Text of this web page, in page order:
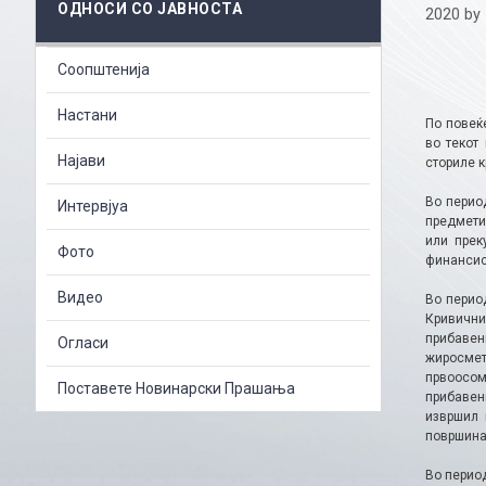
2020 by
По
во
сториле
Во
или
Во
извршил
Во
ОДНОСИ СО ЈАВНОСТА
Соопштенија
Настани
Најави
Интервјуа
Фото
Видео
Огласи
Поставете Новинарски Прашања